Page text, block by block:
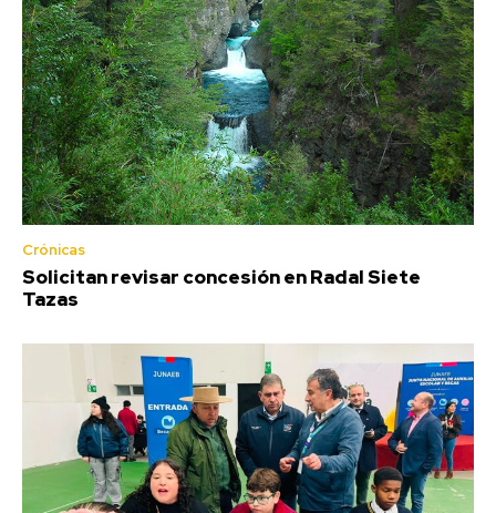
Crónicas
Solicitan revisar concesión en Radal Siete
Tazas